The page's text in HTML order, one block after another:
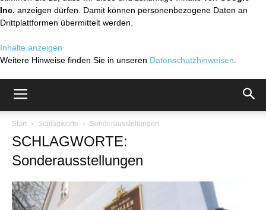
Inc. anzeigen dürfen. Damit können personenbezogene Daten an
Drittplattformen übermittelt werden.
Inhalte anzeigen
Weitere Hinweise finden Sie in unseren Datenschutzhinweisen
Start Schlagworte Sonderausstellungen
SCHLAGWORTE:
Sonderausstellungen